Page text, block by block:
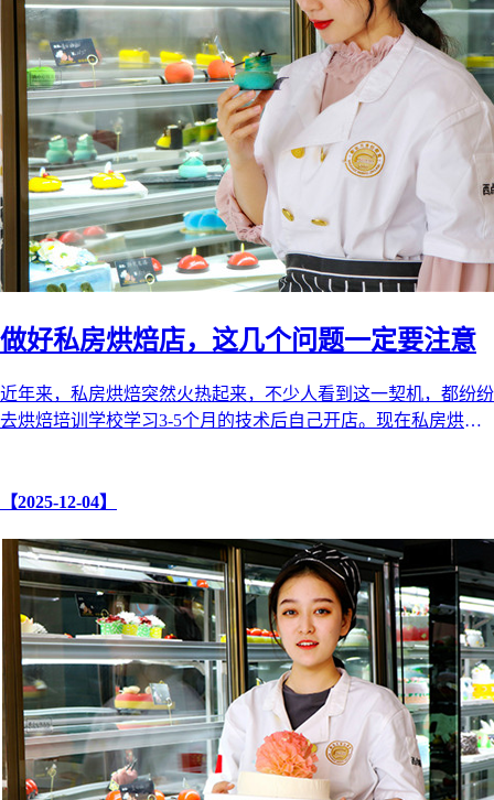
做好私房烘焙店，这几个问题一定要注意
近年来，私房烘焙突然火热起来，不少人看到这一契机，都纷纷
去烘焙培训学校学习3-5个月的技术后自己开店。现在私房烘焙
【2025-12-04】